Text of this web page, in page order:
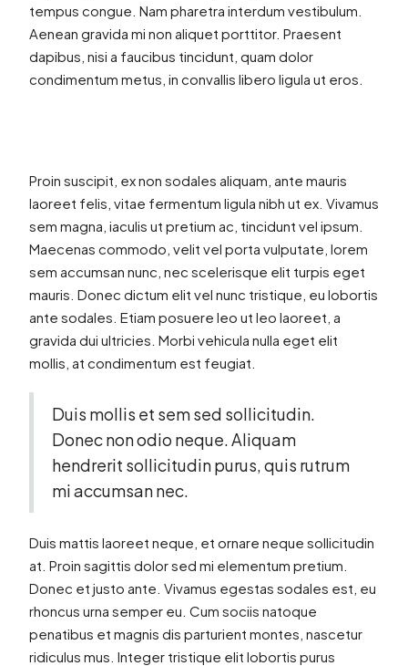
tempus congue. Nam pharetra interdum vestibulum.
Aenean gravida mi non aliquet porttitor. Praesent
dapibus, nisi a faucibus tincidunt, quam dolor
condimentum metus, in convallis libero ligula ut eros.
Proin suscipit, ex non sodales aliquam, ante mauris
laoreet felis, vitae fermentum ligula nibh ut ex. Vivamus
sem magna, iaculis ut pretium ac, tincidunt vel ipsum.
Maecenas commodo, velit vel porta vulputate, lorem
sem accumsan nunc, nec scelerisque elit turpis eget
mauris. Donec dictum elit vel nunc tristique, eu lobortis
ante sodales. Etiam posuere leo ut leo laoreet, a
gravida dui ultricies. Morbi vehicula nulla eget elit
mollis, at condimentum est feugiat.
Duis mollis et sem sed sollicitudin.
Donec non odio neque. Aliquam
hendrerit sollicitudin purus, quis rutrum
mi accumsan nec.
Duis mattis laoreet neque, et ornare neque sollicitudin
at. Proin sagittis dolor sed mi elementum pretium.
Donec et justo ante. Vivamus egestas sodales est, eu
rhoncus urna semper eu. Cum sociis natoque
penatibus et magnis dis parturient montes, nascetur
ridiculus mus. Integer tristique elit lobortis purus